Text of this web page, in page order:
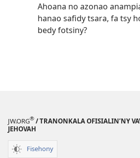
Ahoana no azonao
hanao safidy tsara, fa tsy
bedy fotsiny?
JW.ORG® / TRANONKALA OFISIALIN’NY
JEHOVAH
Fisehony